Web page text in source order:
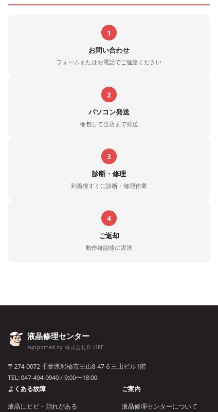
1
お問い合わせ
フォームまたはお電話でご連絡ください
2
パソコン発送
梱包して当店まで発送
3
診断・修理
到着後すぐに診断・修理作業
4
ご返却
動作確認後に返送
液晶修理センター
supported by 株式会社D-LIFE
〒274-0072 千葉県船橋市三山8-47-6 三山ビル1階
TEL:047-494-0940/ 9:00〜18:00
よくある故障
液晶にヒビ・割れがある
ご案内
液晶修理センターについて